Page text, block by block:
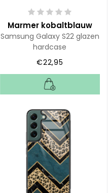
Marmer kobaltblauw
Samsung Galaxy S22 glazen
hardcase
€22,95